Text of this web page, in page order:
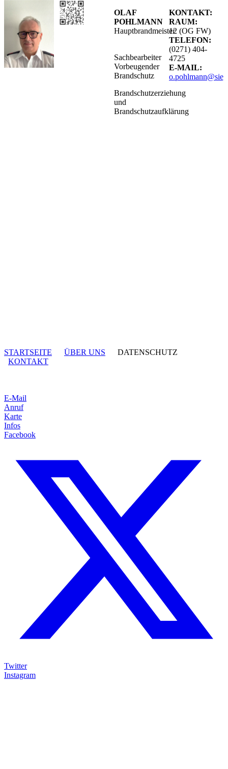
OLAF
POHLMANN
Hauptbrandmeister
Sachbearbeiter
Vorbeugender
Brandschutz
Brandschutzerziehung
und
Brandschutzaufklärung
KONTAKT:
RAUM:
12 (OG FW)
TELEFON:
(0271) 404-
4725
E-MAIL:
STARTSEITE ÜBER UNS DATENSCHUTZ
KONTAKT
E-Mail
Anruf
Karte
Infos
Facebook
Twitter
Instagram